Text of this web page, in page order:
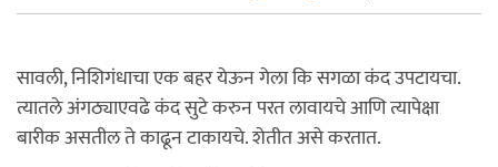
सावली, निशिगंधाचा एक बहर येऊन गेला कि सगळा कंद उपटायचा.
त्यातले अंगठ्याएवढे कंद सुटे करुन परत लावायचे आणि त्यापेक्षा
बारीक असतील ते काढून टाकायचे. शेतीत असे करतात.